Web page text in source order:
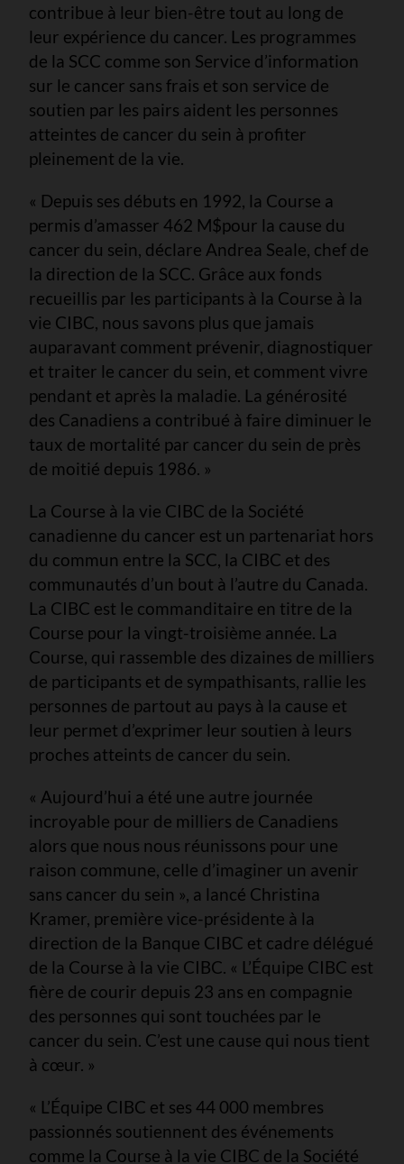
contribue à leur bien-être tout au long de
leur expérience du cancer. Les programmes
de la SCC comme son Service d’information
sur le cancer sans frais et son service de
soutien par les pairs aident les personnes
atteintes de cancer du sein à profiter
pleinement de la vie.
« Depuis ses débuts en 1992, la Course a
permis d’amasser 462 M$pour la cause du
cancer du sein, déclare Andrea Seale, chef de
la direction de la SCC. Grâce aux fonds
recueillis par les participants à la Course à la
vie CIBC, nous savons plus que jamais
auparavant comment prévenir, diagnostiquer
et traiter le cancer du sein, et comment vivre
pendant et après la maladie. La générosité
des Canadiens a contribué à faire diminuer le
taux de mortalité par cancer du sein de près
de moitié depuis 1986. »
La Course à la vie CIBC de la Société
canadienne du cancer est un partenariat hors
du commun entre la SCC, la CIBC et des
communautés d’un bout à l’autre du Canada.
La CIBC est le commanditaire en titre de la
Course pour la vingt-troisième année. La
Course, qui rassemble des dizaines de milliers
de participants et de sympathisants, rallie les
personnes de partout au pays à la cause et
leur permet d’exprimer leur soutien à leurs
proches atteints de cancer du sein.
« Aujourd’hui a été une autre journée
incroyable pour de milliers de Canadiens
alors que nous nous réunissons pour une
raison commune, celle d’imaginer un avenir
sans cancer du sein », a lancé Christina
Kramer, première vice-présidente à la
direction de la Banque CIBC et cadre délégué
de la Course à la vie CIBC. « L’Équipe CIBC est
fière de courir depuis 23 ans en compagnie
des personnes qui sont touchées par le
cancer du sein. C’est une cause qui nous tient
à cœur. »
« L’Équipe CIBC et ses 44 000 membres
passionnés soutiennent des événements
comme la Course à la vie CIBC de la Société